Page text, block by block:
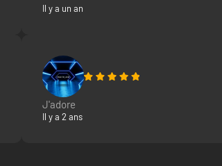
Il y a un an
J'adore
Il y a 2 ans